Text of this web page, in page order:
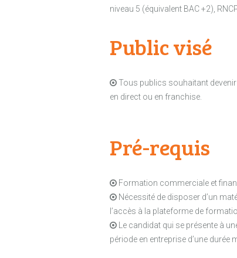
niveau 5 (équivalent BAC +2),
Public visé
Tous publics souhaitant devenir
en direct ou en franchise.
Pré-requis
Formation commerciale et
Nécessité de disposer d’un
l’accès à la plateforme de
Le candidat qui se présente à
période en entreprise d’une